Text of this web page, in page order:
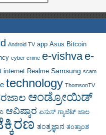
Android TV app Asus Bitcoin
cyber crime e-vishva e-
internet Realme Samsung scam
technology ThomsonTV
ಆಂಡ್ರೋಯಿಡ್
ಆವಿಷ್ಕಾರ ಏಸುಸ್ ಗ್ಯಾಜೆಟ್ ಜಾಲ
ತಂತ್ರಜ್ಞಾನ ತಂತ್ರಾಂಶ